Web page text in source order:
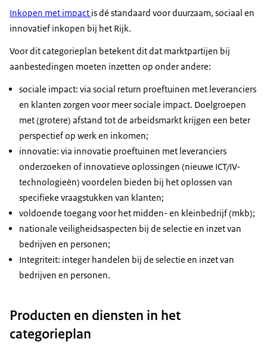
Inkopen met impact is dé standaard voor duurzaam, sociaal en
innovatief inkopen bij het Rijk.
Voor dit categorieplan betekent dit dat marktpartijen bij
aanbestedingen moeten inzetten op onder andere:
sociale impact: via social return proeftuinen met leveranciers
en klanten zorgen voor meer sociale impact. Doelgroepen
met (grotere) afstand tot de arbeidsmarkt krijgen een beter
perspectief op werk en inkomen;
innovatie: via innovatie proeftuinen met leveranciers
onderzoeken of innovatieve oplossingen (nieuwe ICT/IV-
technologieën) voordelen bieden bij het oplossen van
specifieke vraagstukken van klanten;
voldoende toegang voor het midden- en kleinbedrijf (mkb);
nationale veiligheidsaspecten bij de selectie en inzet van
bedrijven en personen;
Integriteit: integer handelen bij de selectie en inzet van
bedrijven en personen.
Producten en diensten in het
categorieplan